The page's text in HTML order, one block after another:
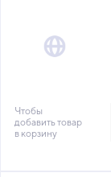
Чтобы
добавить товар
в корзину